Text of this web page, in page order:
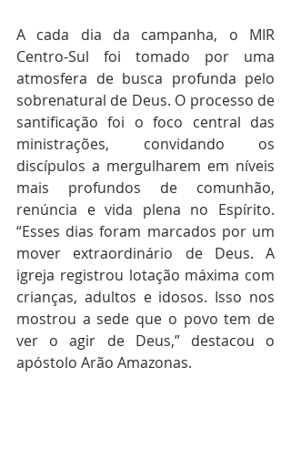
A cada dia da campanha, o MIR
Centro-Sul foi tomado por uma
atmosfera de busca profunda pelo
sobrenatural de Deus. O processo de
santificação foi o foco central das
ministrações, convidando os
discípulos a mergulharem em níveis
mais profundos de comunhão,
renúncia e vida plena no Espírito.
“Esses dias foram marcados por um
mover extraordinário de Deus. A
igreja registrou lotação máxima com
crianças, adultos e idosos. Isso nos
mostrou a sede que o povo tem de
ver o agir de Deus,” destacou o
apóstolo Arão Amazonas.